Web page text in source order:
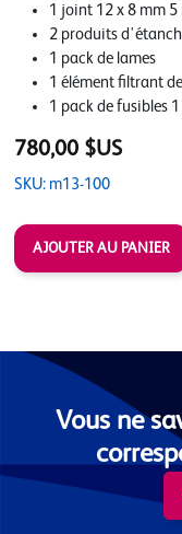
1 joint 12 x 8 mm 5
2 produits
1 pack de lames
1 élément filtrant
1 pack de fusibles 1
780,00 $US
SKU: m13-100
Vous ne